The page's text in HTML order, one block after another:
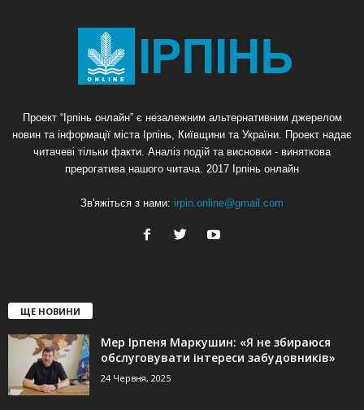
Проект “Ірпінь онлайн” є незалежним альтернативним джерелом
новин та інформації міста Ірпінь, Київщини та України. Проект надає
читачеві тільки факти. Аналіз подій та висновки - виняткова
прерогатива нашого читача. 2017 Ірпінь онлайн
Зв'яжіться з нами: irpin.online@gmail.com
ЩЕ НОВИНИ
Мер Ірпеня Маркушин: «Я не збираюся
обслуговувати інтереси забудовників»
24 Червня, 2025